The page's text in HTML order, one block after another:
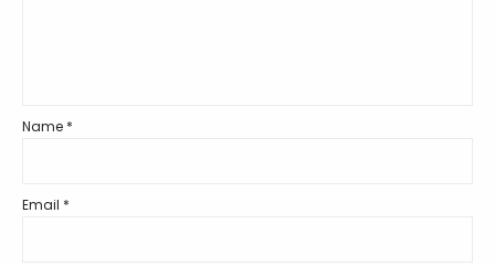
Name *
Email *